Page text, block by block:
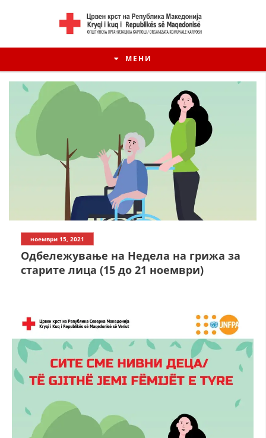
МЕНИ
ПРИРАЧНИЦИ
ЕДУКАТИВНО ИНФОРМАТИВНИ МАТЕРИЈАЛИ
ноември 15, 2021
Oдбележување на Недела на грижа за
старите лица (15 до 21 ноември)